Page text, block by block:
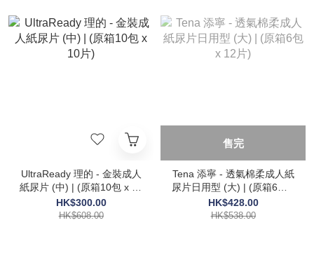
UltraReady 理的 - 金裝成人
紙尿片 (中) | (原箱10包 x 10
片)
HK$300.00
HK$608.00
售完
Tena 添寧 - 透氣棉柔成人紙
尿片日用型 (大) | (原箱6包 x
12片)
HK$428.00
HK$538.00